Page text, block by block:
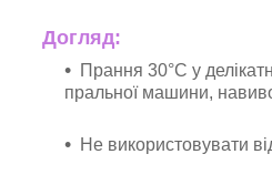
Догляд:
Прання 30°C у
пральної машини,
Не використовувати